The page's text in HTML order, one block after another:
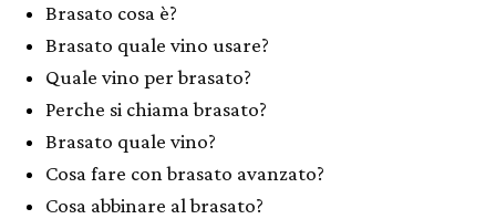
Brasato cosa è?
Brasato quale vino usare?
Quale vino per brasato?
Perche si chiama brasato?
Brasato quale vino?
Cosa fare con brasato avanzato?
Cosa abbinare al brasato?